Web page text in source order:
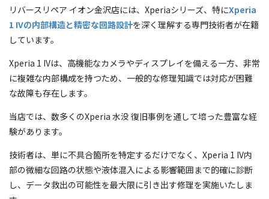
リバースリペア イオン金沢店には、Xperiaシリーズ、特にXperia
1 IVの内部構造と精密な回路設計を深く理解する専門技術者が在籍
しています。
Xperia 1 IVは、高機能なカメラやディスプレイを備える一方、非常
に複雑な内部構成を持つため、一般的な修理知識では対応が困難
な故障も存在します。
当店では、数多くのXperia 水没 復旧事例を通して培った豊富な経
験があります。
技術者は、単に不具合箇所を特定するだけでなく、Xperia 1 IV内
部の微細な回路の状態や液体混入による影響範囲まで的確に診断
し、データ救出の可能性を最大限に引き出す修理を実施いたしま